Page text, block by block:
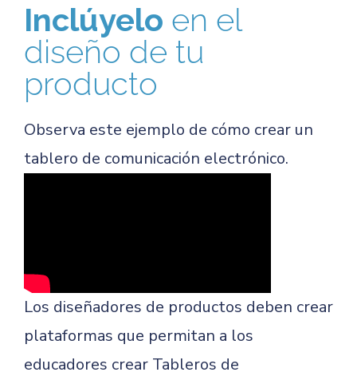
Inclúyelo en el
diseño de tu
producto
Observa este ejemplo de cómo crear un
tablero de comunicación electrónico.
Los diseñadores de productos deben crear
plataformas que permitan a los
educadores crear Tableros de